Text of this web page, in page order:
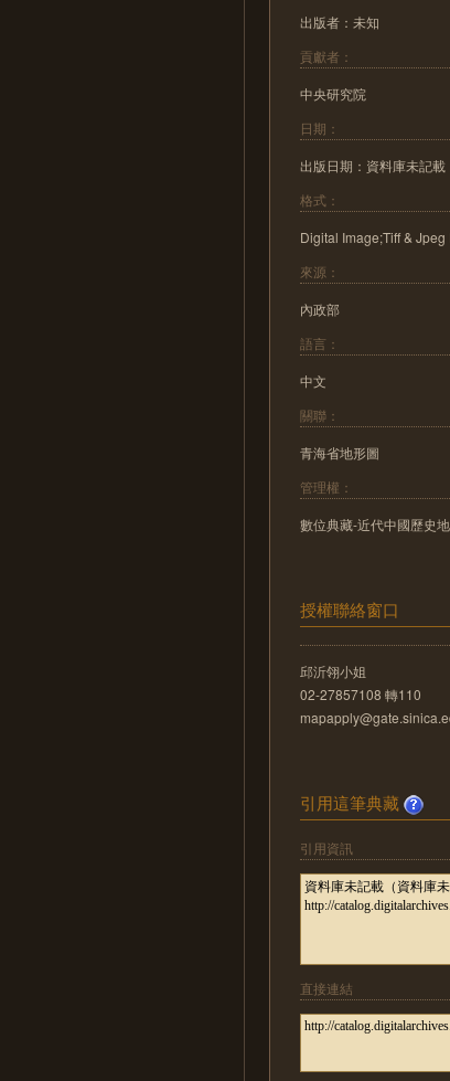
出版者：未知
貢獻者：
中央研究院
日期：
出版日期：資料庫未記載
格式：
Digital Image;Tiff & Jpeg
來源：
內政部
語言：
中文
關聯：
青海省地形圖
管理權：
數位典藏-近代中國歷史
授權聯絡窗口
邱沂翎小姐
02-27857108 轉110
引用這筆典藏
引用資訊
直接連結